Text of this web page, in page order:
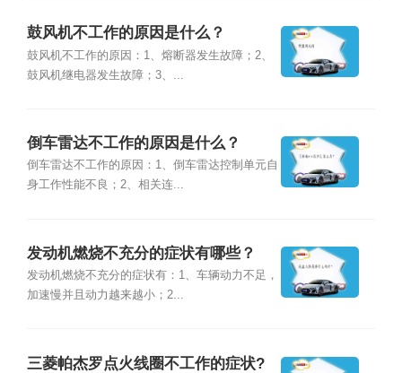
鼓风机不工作的原因是什么？
鼓风机不工作的原因：1、熔断器发生故障；2、
鼓风机继电器发生故障；3、...
倒车雷达不工作的原因是什么？
倒车雷达不工作的原因：1、倒车雷达控制单元自
身工作性能不良；2、相关连...
发动机燃烧不充分的症状有哪些？
发动机燃烧不充分的症状有：1、车辆动力不足，
加速慢并且动力越来越小；2...
三菱帕杰罗点火线圈不工作的症状?